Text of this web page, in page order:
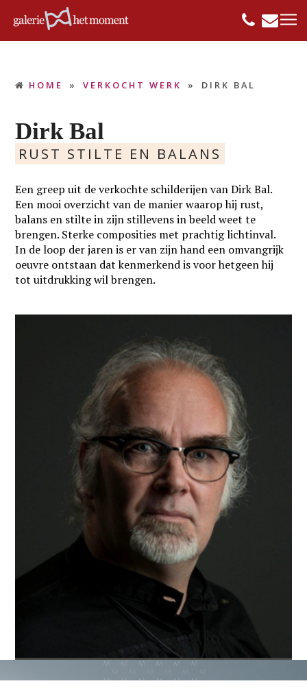
HOME » VERKOCHT WERK » DIRK BAL
Dirk Bal
RUST STILTE EN BALANS
Een greep uit de verkochte schilderijen van Dirk Bal.
Een mooi overzicht van de manier waarop hij rust,
balans en stilte in zijn stillevens in beeld weet te
brengen. Sterke composities met prachtig lichtinval.
In de loop der jaren is er van zijn hand een omvangrijk
oeuvre ontstaan dat kenmerkend is voor hetgeen hij
tot uitdrukking wil brengen.